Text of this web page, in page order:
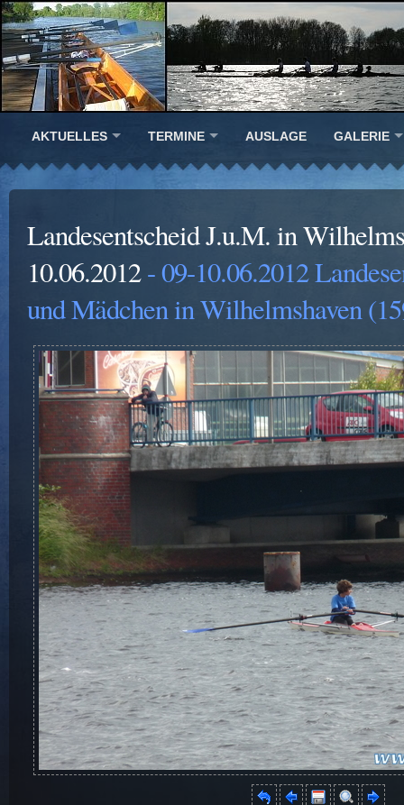
AKTUELLES TERMINE AUSLAGE GALERIE
Landesentscheid J.u.M. in
10.06.2012- 09-10.06.2012
und Mädchen in Wilhelmshaven